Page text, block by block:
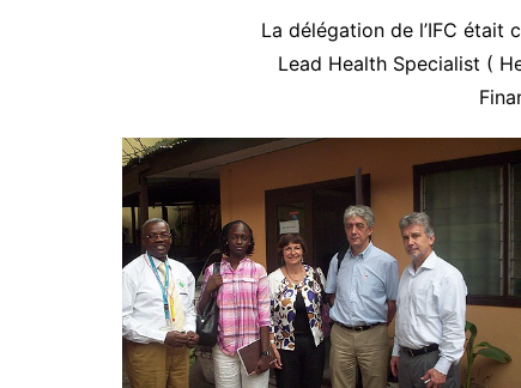
La délégation de l’IFC était
Lead Health Specialist (